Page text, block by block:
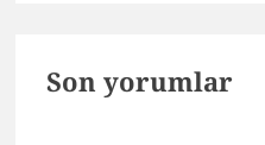
Son yorumlar